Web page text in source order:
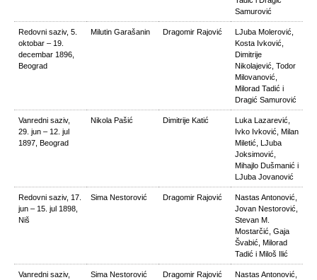
Samurović
Redovni saziv, 5.
oktobar – 19.
decembar 1896,
Beograd
Milutin Garašanin Dragomir Rajović
LJuba Molerović,
Kosta Ivković,
Dimitrije
Nikolajević, Todor
Milovanović,
Milorad Tadić i
Dragić Samurović
Vanredni saziv,
29. jun – 12. jul
1897, Beograd
Nikola Pašić Dimitrije Katić
Luka Lazarević,
Ivko Ivković, Milan
Miletić, LJuba
Joksimović,
Mihajlo Dušmanić i
LJuba Jovanović
Redovni saziv, 17.
jun – 15. jul 1898,
Niš
Sima Nestorović Dragomir Rajović
Nastas Antonović,
Jovan Nestorović,
Stevan M.
Mostarčić, Gaja
Švabić, Milorad
Tadić i Miloš Ilić
Vanredni saziv,
Sima Nestorović Dragomir Rajović
Nastas Antonović,